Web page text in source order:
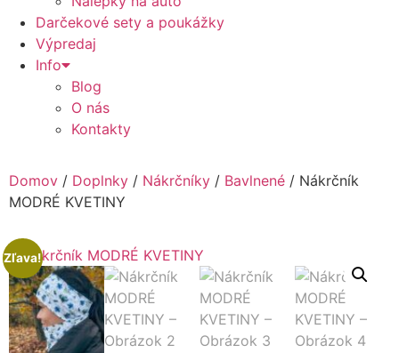
Darčekové sety a poukážky
Výpredaj
Info
Blog
O nás
Kontakty
Domov / Doplnky / Nákrčníky / Bavlnené / Nákrčník
MODRÉ KVETINY
Zľava!